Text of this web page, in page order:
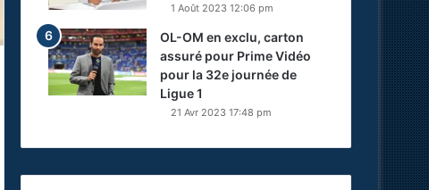
1 Août 2023 12:06 pm
OL-OM en exclu, carton
assuré pour Prime Vidéo
pour la 32e journée de
Ligue 1
21 Avr 2023 17:48 pm